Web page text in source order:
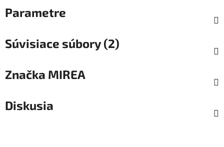
Parametre
Súvisiace súbory (2)
Značka MIREA
Diskusia